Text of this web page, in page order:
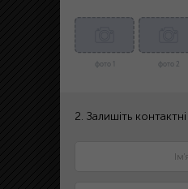
фото 1 фото 2
2. Залишіть контактні